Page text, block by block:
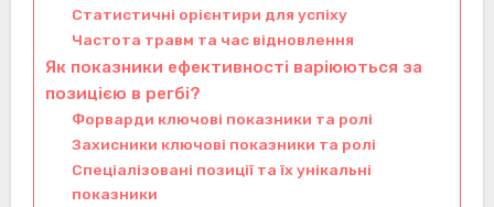
Статистичні орієнтири для успіху
Частота травм та час відновлення
Як показники ефективності варіюються за
позицією в регбі?
Форварди ключові показники та ролі
Захисники ключові показники та ролі
Спеціалізовані позиції та їх унікальні
показники